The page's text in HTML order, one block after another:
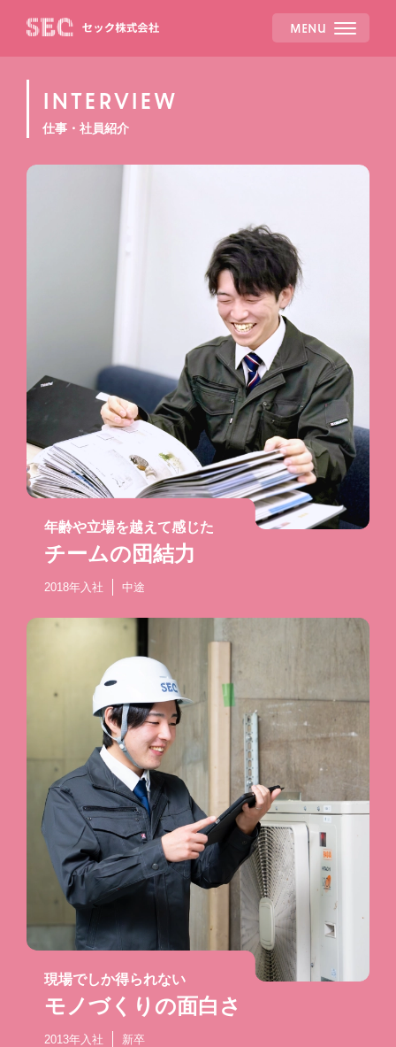
MENU
INTERVIEW
仕事・社員紹介
年齢や立場を越えて感じた
チームの団結力
2018年入社 中途
現場でしか得られない
モノづくりの面白さ
2013年入社 新卒